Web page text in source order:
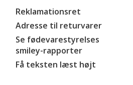
Reklamationsret
Adresse til returvarer
Se fødevarestyrelses
smiley-rapporter
Få teksten læst højt